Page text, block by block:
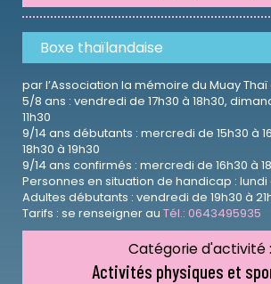
Boxe thaïlandaise
par l’Association la mémoire du Muay Thaï
5/8 ans : vendredi de 17h30 à 18h30,
11h30
9/14 ans débutants : mercredi de 15h30 à
18h30 à 19h30
9/14 ans confirmés : mercredi de 16h30 à
Personnes en situation de handicap : lundi
Adultes débutants : vendredi de 19h30 à
Tarifs : se renseigner au Tél.: 0643495935
Catégorie d'activité :
Activités physiques et